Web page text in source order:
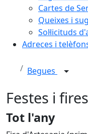
Cartes de
Queixes i
Sol·licituds
Adreces i
Begues
Festes i fires
Tot l'any